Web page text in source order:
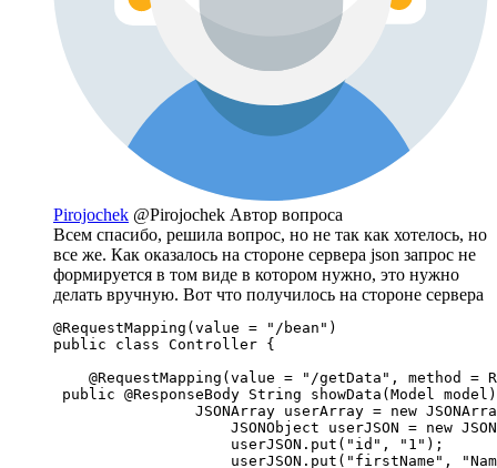
Pirojochek @Pirojochek Автор вопроса
Всем спасибо, решила вопрос, но не так как хотелось, но
все же. Как оказалось на стороне сервера json запрос не
формируется в том виде в котором нужно, это нужно
делать вручную. Вот что получилось на стороне сервера
@RequestMapping(value = "/bean")
public class Controller {
@RequestMapping(value = "/getData", method =
public @ResponseBody String showData(Model